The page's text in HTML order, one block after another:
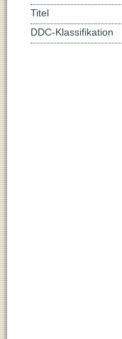
Titel
DDC-Klassifikation